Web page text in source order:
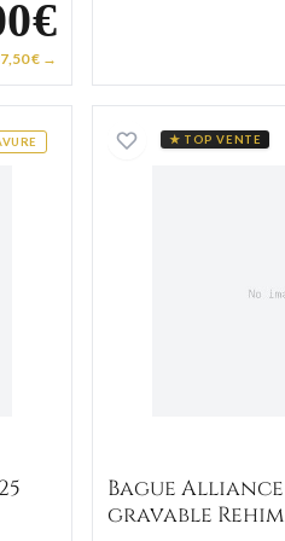
€ →
argent 925 gravable Goudo
★ TOP VENTE
Bague
gravable Rehim